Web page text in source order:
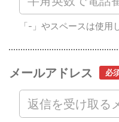
「-」やスペースは使用
メールアドレス